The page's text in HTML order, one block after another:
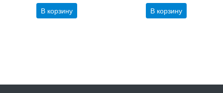
В корзину В корзину